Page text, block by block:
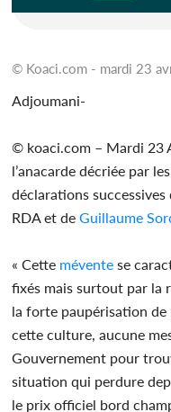
© Koaci.com - mardi 23
Adjoumani-
© koaci.com – Mardi 23
l’anacarde décriée par
déclarations
RDA et deGuillaume
« Cette mévente se
fixés mais surtout par la
la forte paupérisation
cette culture, aucune
Gouvernement pour
situation qui perdure
le prix officiel bord